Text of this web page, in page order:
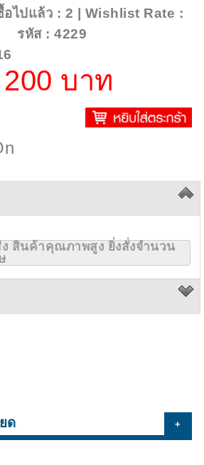
อไปแล้ว : 2 | Wishlist Rate :
รหัส : 4229
200 บาท
สินค้าคุณภาพสูง ยิ่งสั่งจำนวน
ด +